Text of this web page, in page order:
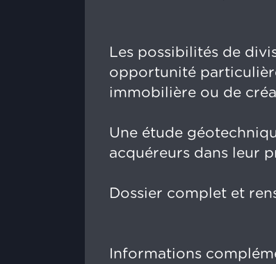
Les possibilités de
opportunité
immobilière ou de
Une étude
acquéreurs dans leur
Dossier complet et
Informations